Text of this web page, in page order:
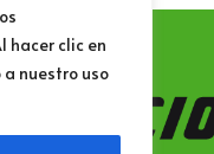
hacer clic en
nuestro uso